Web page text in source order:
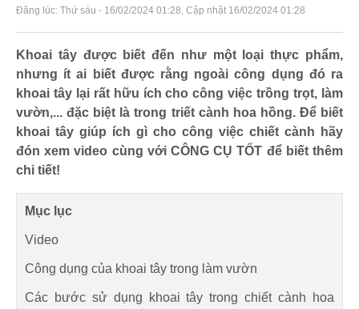
Đăng lúc: Thứ sáu - 16/02/2024 01:28, Cập nhật 16/02/2024 01:28
Khoai tây được biết đến như một loại thực phẩm,
nhưng ít ai biết được rằng ngoài công dụng đó ra
khoai tây lại rất hữu ích cho công việc trồng trọt, làm
vườn,... đặc biệt là trong triết cành hoa hồng. Để biết
khoai tây giúp ích gì cho công việc chiết cành hãy
đón xem video cùng với CÔNG CỤ TỐT để biết thêm
chi tiết!
Mục lục
Video
Công dụng của khoai tây trong làm vườn
Các bước sử dụng khoai tây trong chiết cành hoa